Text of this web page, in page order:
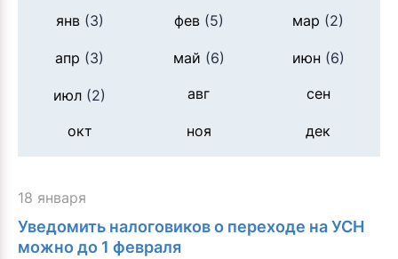
янв(3) фев(5) мар (2)
апр (3) май (6) июн (6)
июл (2) авг сен
окт ноя дек
18 января
Уведомить налоговиков о переходе на УСН
можно до 1 февраля